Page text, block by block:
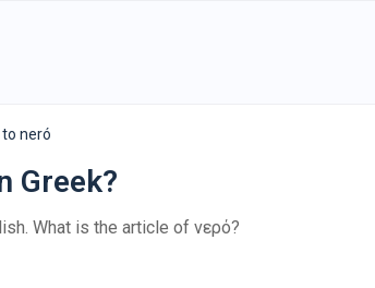
to neró
Greek?
What is the article of νερό?